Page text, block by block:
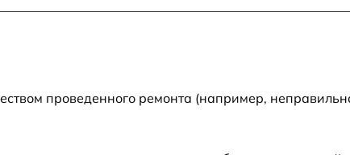
проведенного ремонта (например,